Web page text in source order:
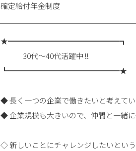
確定給付年金制度
★━━━━━━━━━━━━━━━┓
30代～40代活躍中 !!
┗━━━━━━━━━━━━━━━★
◆ 長く一つの企業で働きたいと考えてい
◆ 企業規模も大きいので、仲間と一緒
◇ 新しいことにチャレンジしたいという